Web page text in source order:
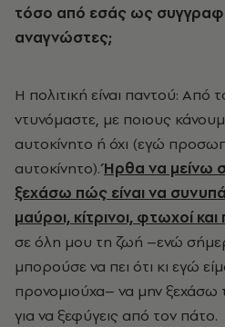
τόσο από εσάς ως
αναγνώστες;
Η πολιτική είναι παντού: Από
ντυνόμαστε, με ποιους
αυτοκίνητο ή όχι (εγώ
αυτοκίνητο).Ήρθα να μείνω
ξεχάσω πώς είναι να
μαύροι, κίτρινοι, φτωχοί και
σε όλη μου τη ζωή –ενώ
μπορούσε να πει ότι κι εγώ
προνομιούχα– να μην ξεχάσω
για να ξεφύγεις από τον πάτο.